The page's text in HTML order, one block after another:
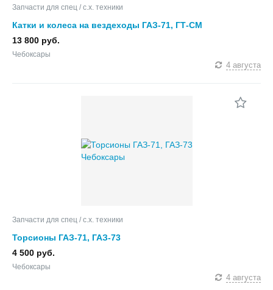
Запчасти для спец / с.х. техники
Катки и колеса на вездеходы ГАЗ-71, ГТ-СМ
13 800 руб.
Чебоксары
4 августа
Запчасти для спец / с.х. техники
Торсионы ГАЗ-71, ГАЗ-73
4 500 руб.
Чебоксары
4 августа